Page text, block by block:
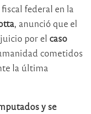
federal en la
, anunció que el
por el caso
cometidos
la última
y se